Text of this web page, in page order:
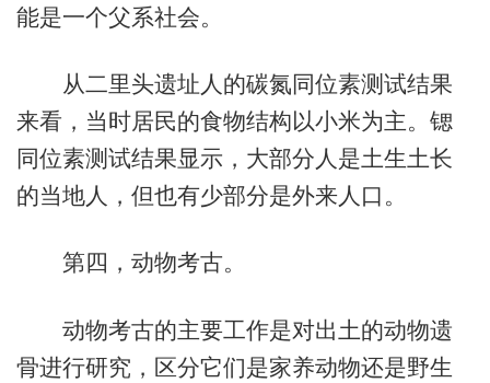
能是一个父系社会。
从二里头遗址人的碳氮同位素测试结果
来看，当时居民的食物结构以小米为主。锶
同位素测试结果显示，大部分人是土生土长
的当地人，但也有少部分是外来人口。
第四，动物考古。
动物考古的主要工作是对出土的动物遗
骨进行研究，区分它们是家养动物还是野生